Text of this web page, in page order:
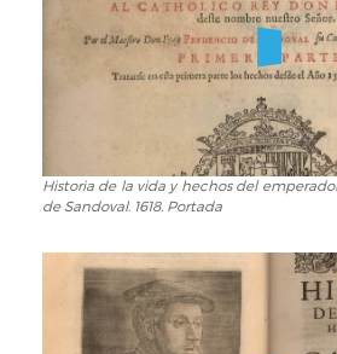
Avuila
Zuñiga,
Alemania
Historia
de
Historia de la vida y hechos del
de Sandoval. 1618. Portada